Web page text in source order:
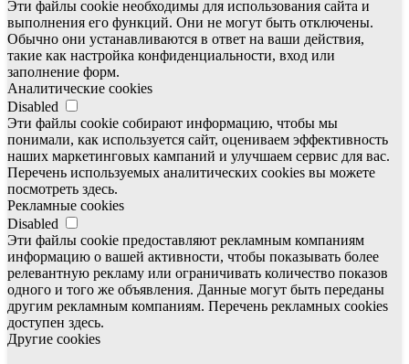
Эти файлы cookie необходимы для использования сайта и
выполнения его функций. Они не могут быть отключены.
Обычно они устанавливаются в ответ на ваши действия,
такие как настройка конфиденциальности, вход или
заполнение форм.
Аналитические cookies
Disabled
Эти файлы cookie собирают информацию, чтобы мы
понимали, как используется сайт, оцениваем эффективность
наших маркетинговых кампаний и улучшаем сервис для вас.
Перечень используемых аналитических cookies вы можете
посмотреть здесь.
Рекламные cookies
Disabled
Эти файлы cookie предоставляют рекламным компаниям
информацию о вашей активности, чтобы показывать более
релевантную рекламу или ограничивать количество показов
одного и того же объявления. Данные могут быть переданы
другим рекламным компаниям. Перечень рекламных cookies
доступен здесь.
Другие cookies